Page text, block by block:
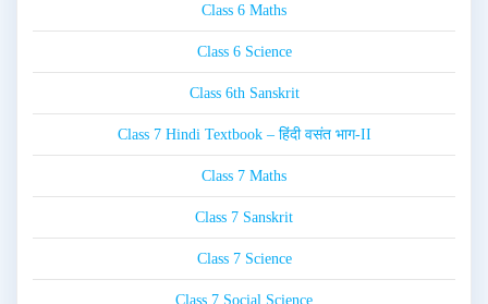
Class 6 Maths
Class 6 Science
Class 6th Sanskrit
Class 7 Hindi Textbook – हिंदी वसंत भाग-II
Class 7 Maths
Class 7 Sanskrit
Class 7 Science
Class 7 Social Science